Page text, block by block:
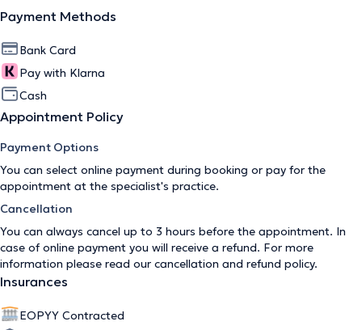
Payment Methods
Bank Card
Pay with Klarna
Cash
Appointment Policy
Payment Options
You can select online payment during booking or pay for the
appointment at the specialist's practice.
Cancellation
You can always cancel up to 3 hours before the appointment. In
case of online payment you will receive a refund. For more
information please read our cancellation and refund policy.
Insurances
EOPYY Contracted